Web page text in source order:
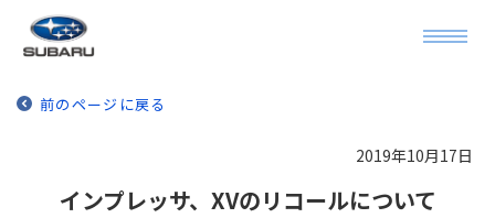
前のページに戻る
2019年10月17日
インプレッサ、XVのリコールについて